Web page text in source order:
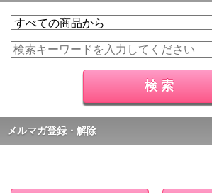
メルマガ登録・解除